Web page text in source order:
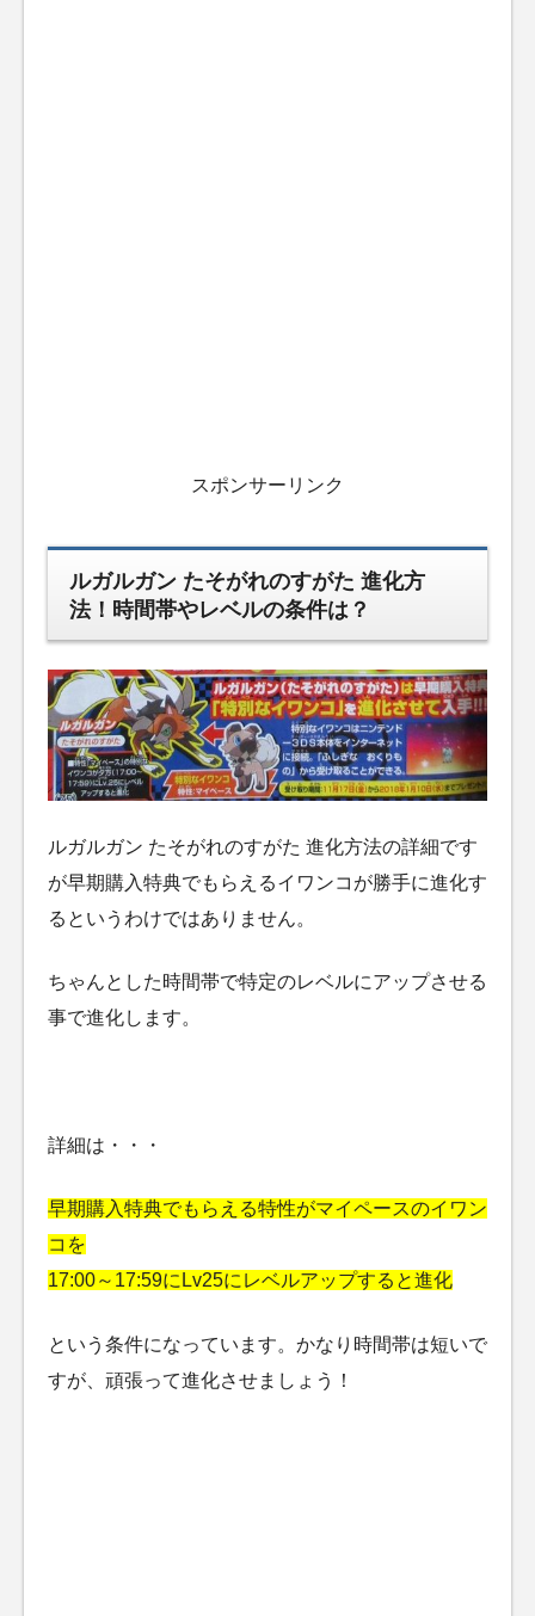
スポンサーリンク
ルガルガン たそがれのすがた 進化方
法！時間帯やレベルの条件は？
ルガルガン たそがれのすがた 進化方法の詳細です
が早期購入特典でもらえるイワンコが勝手に進化す
るというわけではありません。
ちゃんとした時間帯で特定のレベルにアップさせる
事で進化します。
詳細は・・・
早期購入特典でもらえる特性がマイペースのイワン
コを
17:00～17:59にLv25にレベルアップすると進化
という条件になっています。かなり時間帯は短いで
すが、頑張って進化させましょう！